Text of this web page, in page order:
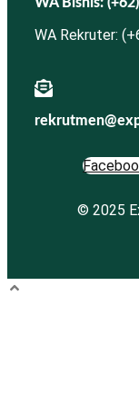
WA Rekruter:
© 2025